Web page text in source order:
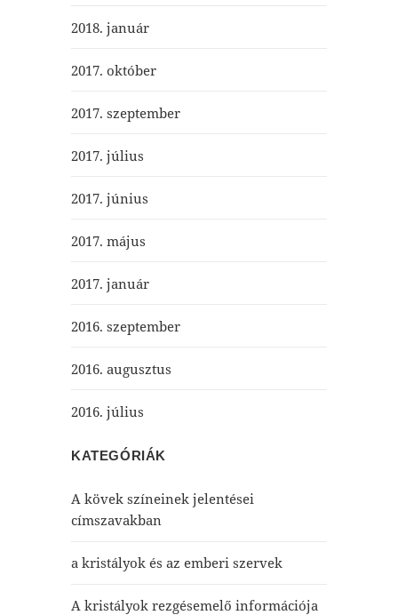
2018. január
2017. október
2017. szeptember
2017. július
2017. június
2017. május
2017. január
2016. szeptember
2016. augusztus
2016. július
KATEGÓRIÁK
A kövek színeinek jelentései
címszavakban
a kristályok és az emberi szervek
A kristályok rezgésemelő információja